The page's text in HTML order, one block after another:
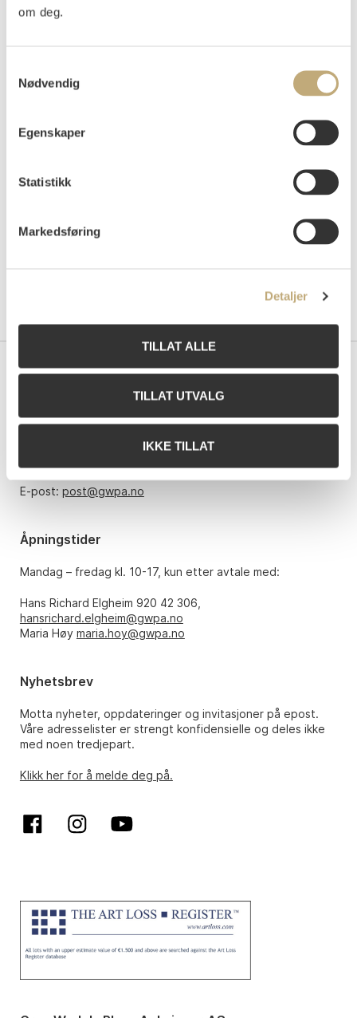
om deg.
Nødvendig
Egenskaper
Statistikk
Markedsføring
Detaljer
TILLAT ALLE
TILLAT UTVALG
IKKE TILLAT
Radering
NOK 10 000
Grev Wedels Plass Auksjoner AS
Bankplassen 1A
E-post: post@gwpa.no
Åpningstider
Mandag – fredag kl. 10-17, kun etter avtale med:
Hans Richard Elgheim 920 42 306,
hansrichard.elgheim@gwpa.no
Maria Høy maria.hoy@gwpa.no
Nyhetsbrev
Motta nyheter, oppdateringer og invitasjoner på epost.
Våre adresselister er strengt konfidensielle og deles ikke
med noen tredjepart.
Klikk her for å melde deg på.